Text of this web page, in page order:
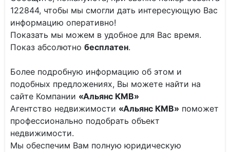
122844, чтобы мы смогли дать интересующую Вас
информацию оперативно!
Показать мы можем в удобное для Вас время.
Показ абсолютно бесплатен.
Более подробную информацию об этом и
подобных предложениях, Вы можете найти на
сайте Компании «Альянс КМВ»
Агентство недвижимости «Альянс КМВ» поможет
профессионально подобрать объект
недвижимости.
Мы обеспечим Вам полную юридическую